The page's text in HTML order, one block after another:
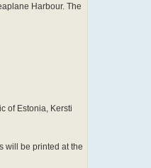
Harbour. The
of Estonia, Kersti
will be printed at the